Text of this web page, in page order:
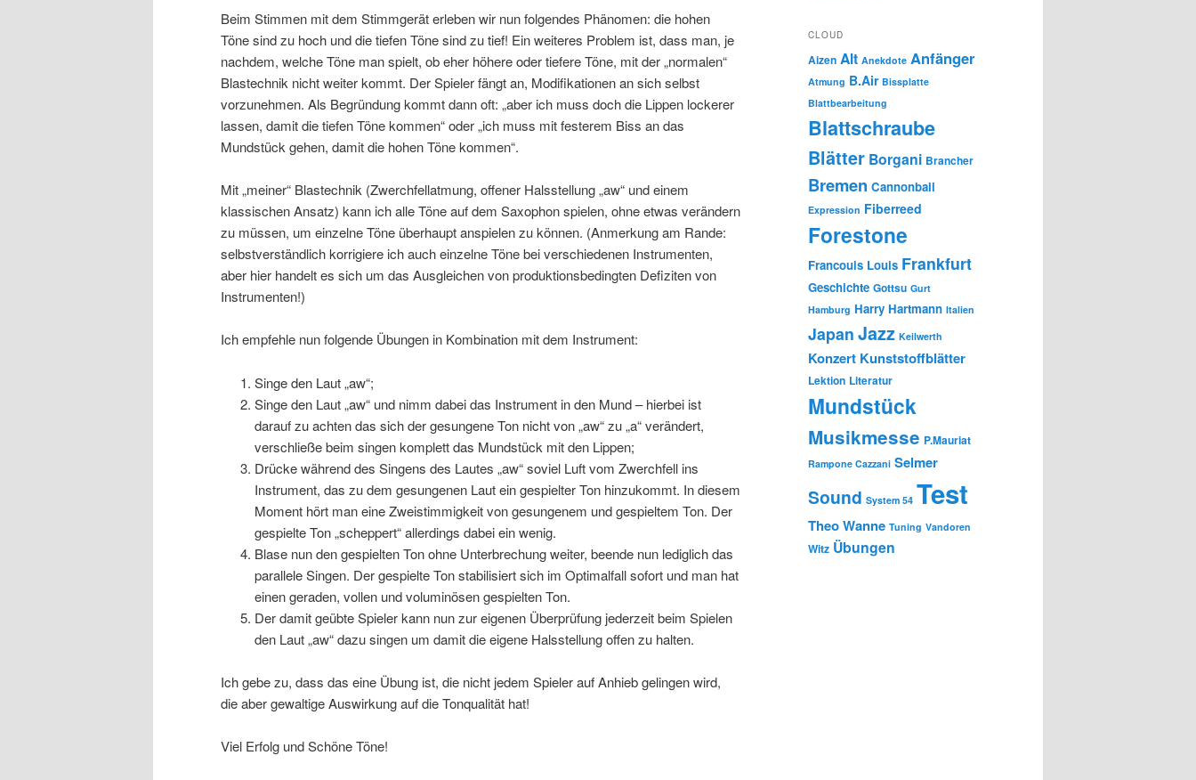
Beim Stimmen mit dem Stimmgerät erleben wir nun folgendes Phänomen: die hohen
Töne sind zu hoch und die tiefen Töne sind zu tief! Ein weiteres Problem ist, dass man, je
nachdem, welche Töne man spielt, ob eher höhere oder tiefere Töne, mit der „normalen“
Blastechnik nicht weiter kommt. Der Spieler fängt an, Modifikationen an sich selbst
vorzunehmen. Als Begründung kommt dann oft: „aber ich muss doch die Lippen lockerer
lassen, damit die tiefen Töne kommen“ oder „ich muss mit festerem Biss an das
Mundstück gehen, damit die hohen Töne kommen“.
Mit „meiner“ Blastechnik (Zwerchfellatmung, offener Halsstellung „aw“ und einem
klassischen Ansatz) kann ich alle Töne auf dem Saxophon spielen, ohne etwas verändern
zu müssen, um einzelne Töne überhaupt anspielen zu können. (Anmerkung am Rande:
selbstverständlich korrigiere ich auch einzelne Töne bei verschiedenen Instrumenten,
aber hier handelt es sich um das Ausgleichen von produktionsbedingten Defiziten von
Instrumenten!)
Ich empfehle nun folgende Übungen in Kombination mit dem Instrument:
Singe den Laut „aw“;
Singe den Laut „aw“ und nimm dabei das Instrument in den Mund – hierbei ist
darauf zu achten das sich der gesungene Ton nicht von „aw“ zu „a“ verändert,
verschließe beim singen komplett das Mundstück mit den Lippen;
Drücke während des Singens des Lautes „aw“ soviel Luft vom Zwerchfell ins
Instrument, das zu dem gesungenen Laut ein gespielter Ton hinzukommt. In diesem
Moment hört man eine Zweistimmigkeit von gesungenem und gespieltem Ton. Der
gespielte Ton „scheppert“ allerdings dabei ein wenig.
Blase nun den gespielten Ton ohne Unterbrechung weiter, beende nun lediglich das
parallele Singen. Der gespielte Ton stabilisiert sich im Optimalfall sofort und man hat
einen geraden, vollen und voluminösen gespielten Ton.
Der damit geübte Spieler kann nun zur eigenen Überprüfung jederzeit beim Spielen
den Laut „aw“ dazu singen um damit die eigene Halsstellung offen zu halten.
Ich gebe zu, dass das eine Übung ist, die nicht jedem Spieler auf Anhieb gelingen wird,
die aber gewaltige Auswirkung auf die Tonqualität hat!
Viel Erfolg und Schöne Töne!
CLOUD
Aizen Alt Anekdote Anfänger
Atmung B.Air Bissplatte
Blattbearbeitung
Blattschraube
Blätter Borgani Brancher
Bremen Cannonball
Expression Fiberreed
Forestone
Francouis Louis Frankfurt
Geschichte Gottsu Gurt
Hamburg Harry Hartmann Italien
Japan Jazz Keilwerth
Konzert Kunststoffblätter
Lektion Literatur
Mundstück
Musikmesse P.Mauriat
Rampone Cazzani Selmer
Sound System 54 Test
Theo Wanne Tuning Vandoren
Witz Übungen